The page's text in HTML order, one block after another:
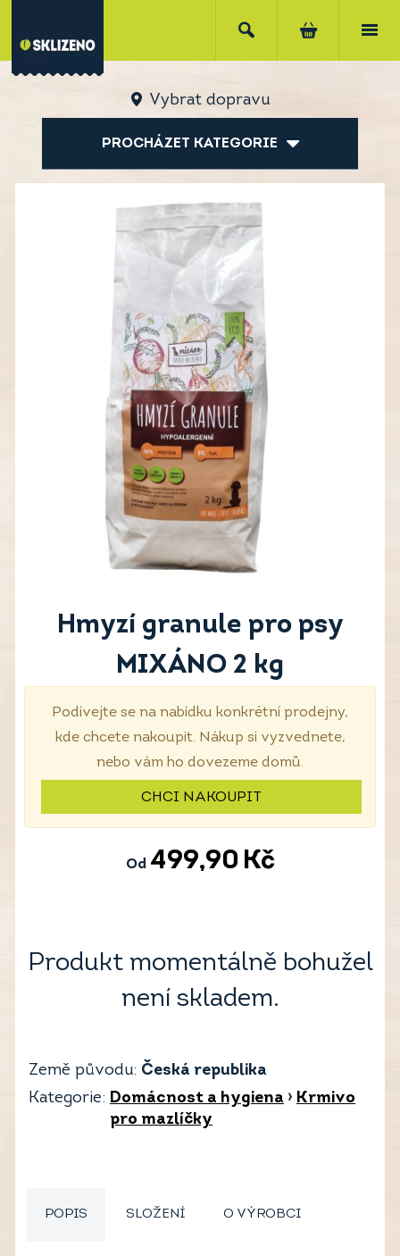
Vybrat dopravu
PROCHÁZET KATEGORIE
Hmyzí granule pro psy
MIXÁNO 2 kg
Podívejte se na nabídku konkrétní prodejny,
kde chcete nakoupit. Nákup si vyzvednete,
nebo vám ho dovezeme domů.
CHCI NAKOUPIT
Od 499,90 Kč
Produkt momentálně bohužel
není skladem.
Země původu: Česká republika
Kategorie: Domácnost a hygiena › Krmivo
pro mazlíčky
POPIS SLOŽENÍ O VÝROBCI